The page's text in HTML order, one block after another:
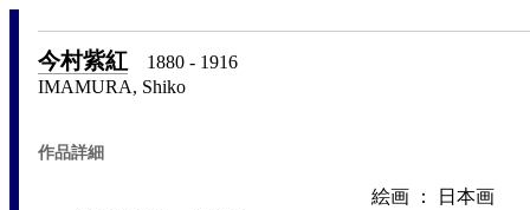
今村紫紅 1880 - 1916
IMAMURA, Shiko
作品詳細
絵画 ： 日本画